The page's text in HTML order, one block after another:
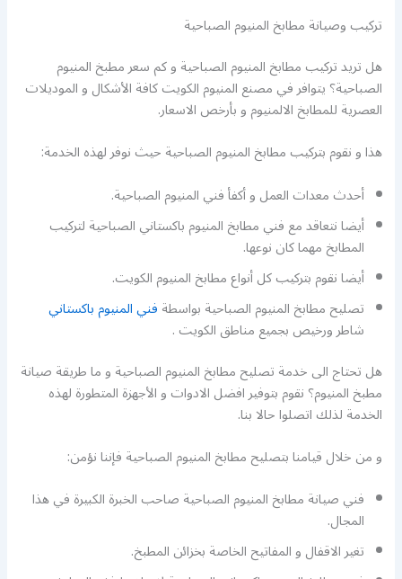
تركيب وصيانة مطابخ المنيوم الصباحية
هل تريد تركيب مطابخ المنيوم الصباحية و كم سعر مطبخ المنيوم
الصباحية؟ يتوافر في مصنع المنيوم الكويت كافة الأشكال و الموديلات
العصرية للمطابخ الالمنيوم و بأرخص الاسعار.
هذا و نقوم بتركيب مطابخ المنيوم الصباحية حيث نوفر لهذه الخدمة:
أحدث معدات العمل و أكفأ فني المنيوم الصباحية.
أيضا نتعاقد مع فني مطابخ المنيوم باكستاني الصباحية لتركيب
المطابخ مهما كان نوعها.
أيضا نقوم بتركيب كل أنواع مطابخ المنيوم الكويت.
تصليح مطابخ المنيوم الصباحية بواسطةفني المنيوم باكستاني
شاطر ورخيص بجميع مناطق الكويت .
هل تحتاج الى خدمة تصليح مطابخ المنيوم الصباحية و ما طريقة صيانة
مطبخ المنيوم؟ نقوم بتوفير افضل الادوات و الأجهزة المتطورة لهذه
الخدمة لذلك اتصلوا حالا بنا.
و من خلال قيامنا بتصليح مطابخ المنيوم الصباحية فإننا نؤمن:
فني صيانة مطابخ المنيوم الصباحية صاحب الخبرة الكبيرة في هذا
المجال.
تغير الاقفال و المفاتيح الخاصة بخزائن المطبخ.